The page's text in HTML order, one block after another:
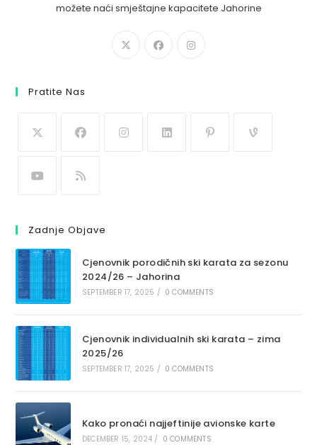
možete naći smještajne kapacitete Jahorine
Pratite Nas
Zadnje Objave
Cjenovnik porodičnih ski karata za sezonu
2024/26 – Jahorina
SEPTEMBER 17, 2025 / 0 COMMENTS
Cjenovnik individualnih ski karata – zima
2025/26
SEPTEMBER 17, 2025 / 0 COMMENTS
Kako pronaći najjeftinije avionske karte
DECEMBER 15, 2024 / 0 COMMENTS